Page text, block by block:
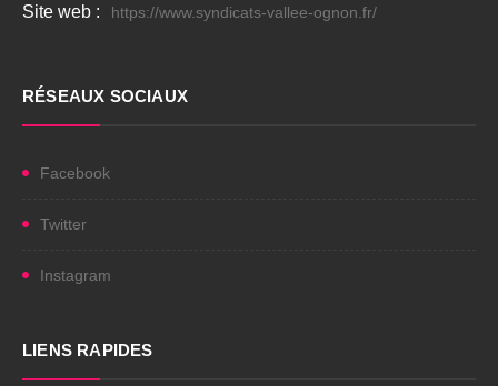
Site web : https://www.syndicats-vallee-ognon.fr/
RÉSEAUX SOCIAUX
Facebook
Twitter
Instagram
LIENS RAPIDES